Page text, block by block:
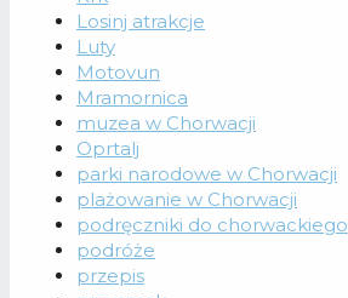
Losinj atrakcje
Luty
Motovun
Mramornica
muzea w Chorwacji
Oprtalj
parki narodowe w Chorwacji
plażowanie w Chorwacji
podręczniki do chorwackiego
podróże
przepis